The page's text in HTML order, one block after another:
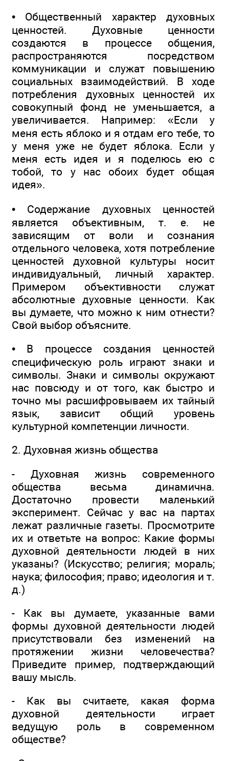
• Общественный характер духовных
ценностей. Духовные ценности
создаются в процессе общения,
распространяются посредством
коммуникации и служат повышению
социальных взаимодействий. В ходе
потребления духовных ценностей их
совокупный фонд не уменьшается, а
увеличивается. Например: «Если у
меня есть яблоко и я отдам его тебе, то
у меня уже не будет яблока. Если у
меня есть идея и я поделюсь ею с
тобой, то у нас обоих будет общая
идея».
• Содержание духовных ценностей
является объективным, т. е. не
зависящим от воли и сознания
отдельного человека, хотя потребление
ценностей духовной культуры носит
индивидуальный, личный характер.
Примером объективности служат
абсолютные духовные ценности. Как
вы думаете, что можно к ним отнести?
Свой выбор объясните.
• В процессе создания ценностей
специфическую роль играют знаки и
символы. Знаки и символы окружают
нас повсюду и от того, как быстро и
точно мы расшифровываем их тайный
язык, зависит общий уровень
культурной компетенции личности.
2. Духовная жизнь общества
- Духовная жизнь современного
общества весьма динамична.
Достаточно провести маленький
эксперимент. Сейчас у вас на партах
лежат различные газеты. Просмотрите
их и ответьте на вопрос: Какие формы
духовной деятельности людей в них
указаны? (Искусство; религия; мораль;
наука; философия; право; идеология и т.
д.)
- Как вы думаете, указанные вами
формы духовной деятельности людей
присутствовали без изменений на
протяжении жизни человечества?
Приведите пример, подтверждающий
вашу мысль.
- Как вы считаете, какая форма
духовной деятельности играет
ведущую роль в современном
обществе?